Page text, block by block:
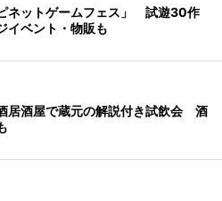
ネットゲームフェス」 試遊30作
イベント・物販も
居酒屋で蔵元の解説付き試飲会 酒